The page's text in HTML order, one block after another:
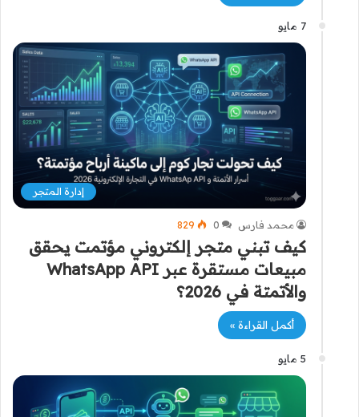
7 مايو
إدارة المتجر
محمد فارس 0
829
كيف تبني متجر إلكتروني مؤتمت يحقق
مبيعات مستقرة عبر WhatsApp API
والأتمتة في 2026؟
أكمل القراءة »
5 مايو